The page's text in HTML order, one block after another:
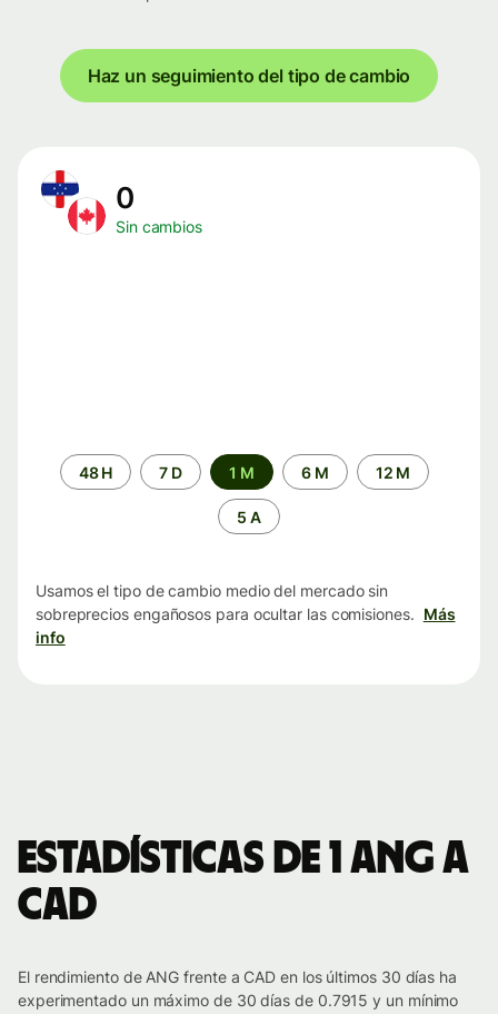
Haz un seguimiento del tipo de cambio
0
Sin cambios
Periodo48 H 7 D 1 M 6 M 12 M
5 A
Usamos el tipo de cambio medio del mercado sin
sobreprecios engañosos para ocultar las comisiones. Más
info
Estadísticas de 1 ANG a
CAD
El rendimiento de ANG frente a CAD en los últimos 30 días ha
experimentado un máximo de 30 días de 0.7915 y un mínimo